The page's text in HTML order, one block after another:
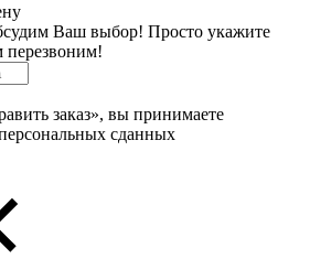
Ваш выбор! Просто укажите
заказ», вы принимаете
cданных